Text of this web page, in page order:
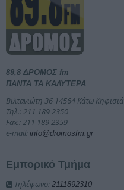
89,8 ΔΡΟΜΟΣ fm
ΠΑΝΤΑ ΤΑ ΚΑΛΥΤΕΡΑ
Βιλτανιώτη 36 14564 Κάτω Κηφισιά
Τηλ.: 211 189 2350
Fax.: 211 189 2359
e-mail: info@dromosfm.gr
Εμπορικό Τμήμα
Τηλέφωνο: 2111892310